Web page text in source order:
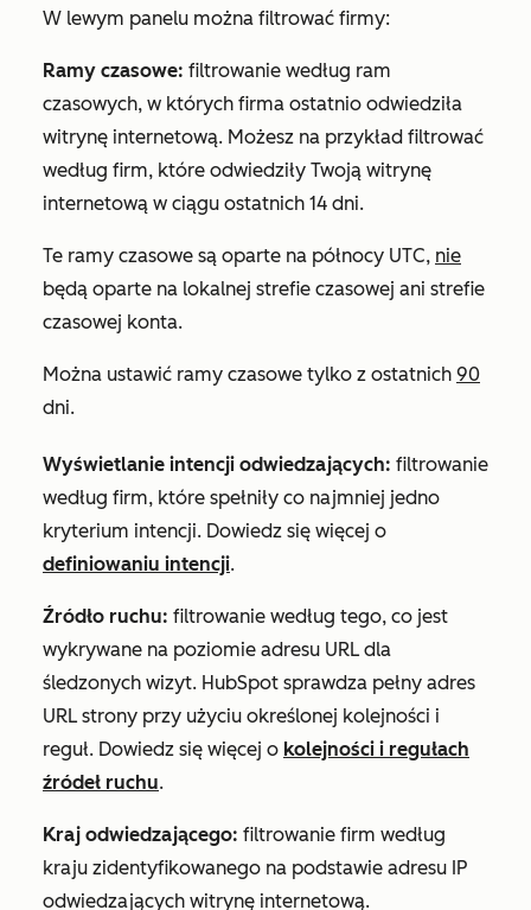
W lewym panelu można filtrować firmy:
Ramy czasowe: filtrowanie według ram
czasowych, w których firma ostatnio odwiedziła
witrynę internetową. Możesz na przykład filtrować
według firm, które odwiedziły Twoją witrynę
internetową w ciągu ostatnich 14 dni.
Te ramy czasowe są oparte na północy UTC, nie
będą oparte na lokalnej strefie czasowej ani strefie
czasowej konta.
Można ustawić ramy czasowe tylko z ostatnich 90
dni.
Wyświetlanie intencji odwiedzających: filtrowanie
według firm, które spełniły co najmniej jedno
kryterium intencji. Dowiedz się więcej o
definiowaniu intencji.
Źródło ruchu: filtrowanie według tego, co jest
wykrywane na poziomie adresu URL dla
śledzonych wizyt. HubSpot sprawdza pełny adres
URL strony przy użyciu określonej kolejności i
reguł. Dowiedz się więcej o kolejności i regułach
źródeł ruchu.
Kraj odwiedzającego: filtrowanie firm według
kraju zidentyfikowanego na podstawie adresu IP
odwiedzających witrynę internetową.